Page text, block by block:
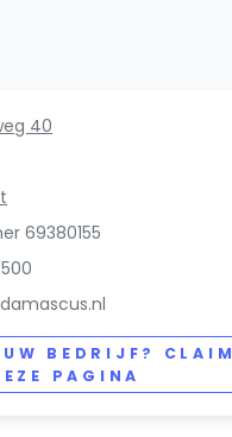
40
69380155
BEDRIJF? CLAIM
PAGINA